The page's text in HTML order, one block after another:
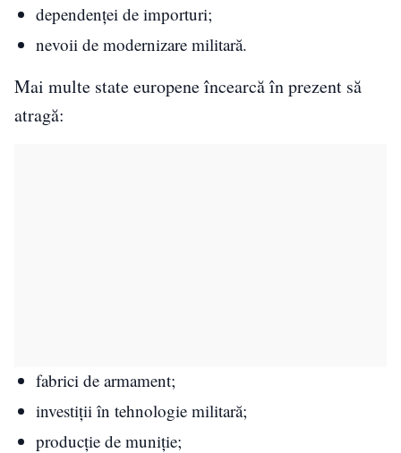
dependenței de importuri;
nevoii de modernizare militară.
Mai multe state europene încearcă în prezent să
atragă:
fabrici de armament;
investiții în tehnologie militară;
producție de muniție;